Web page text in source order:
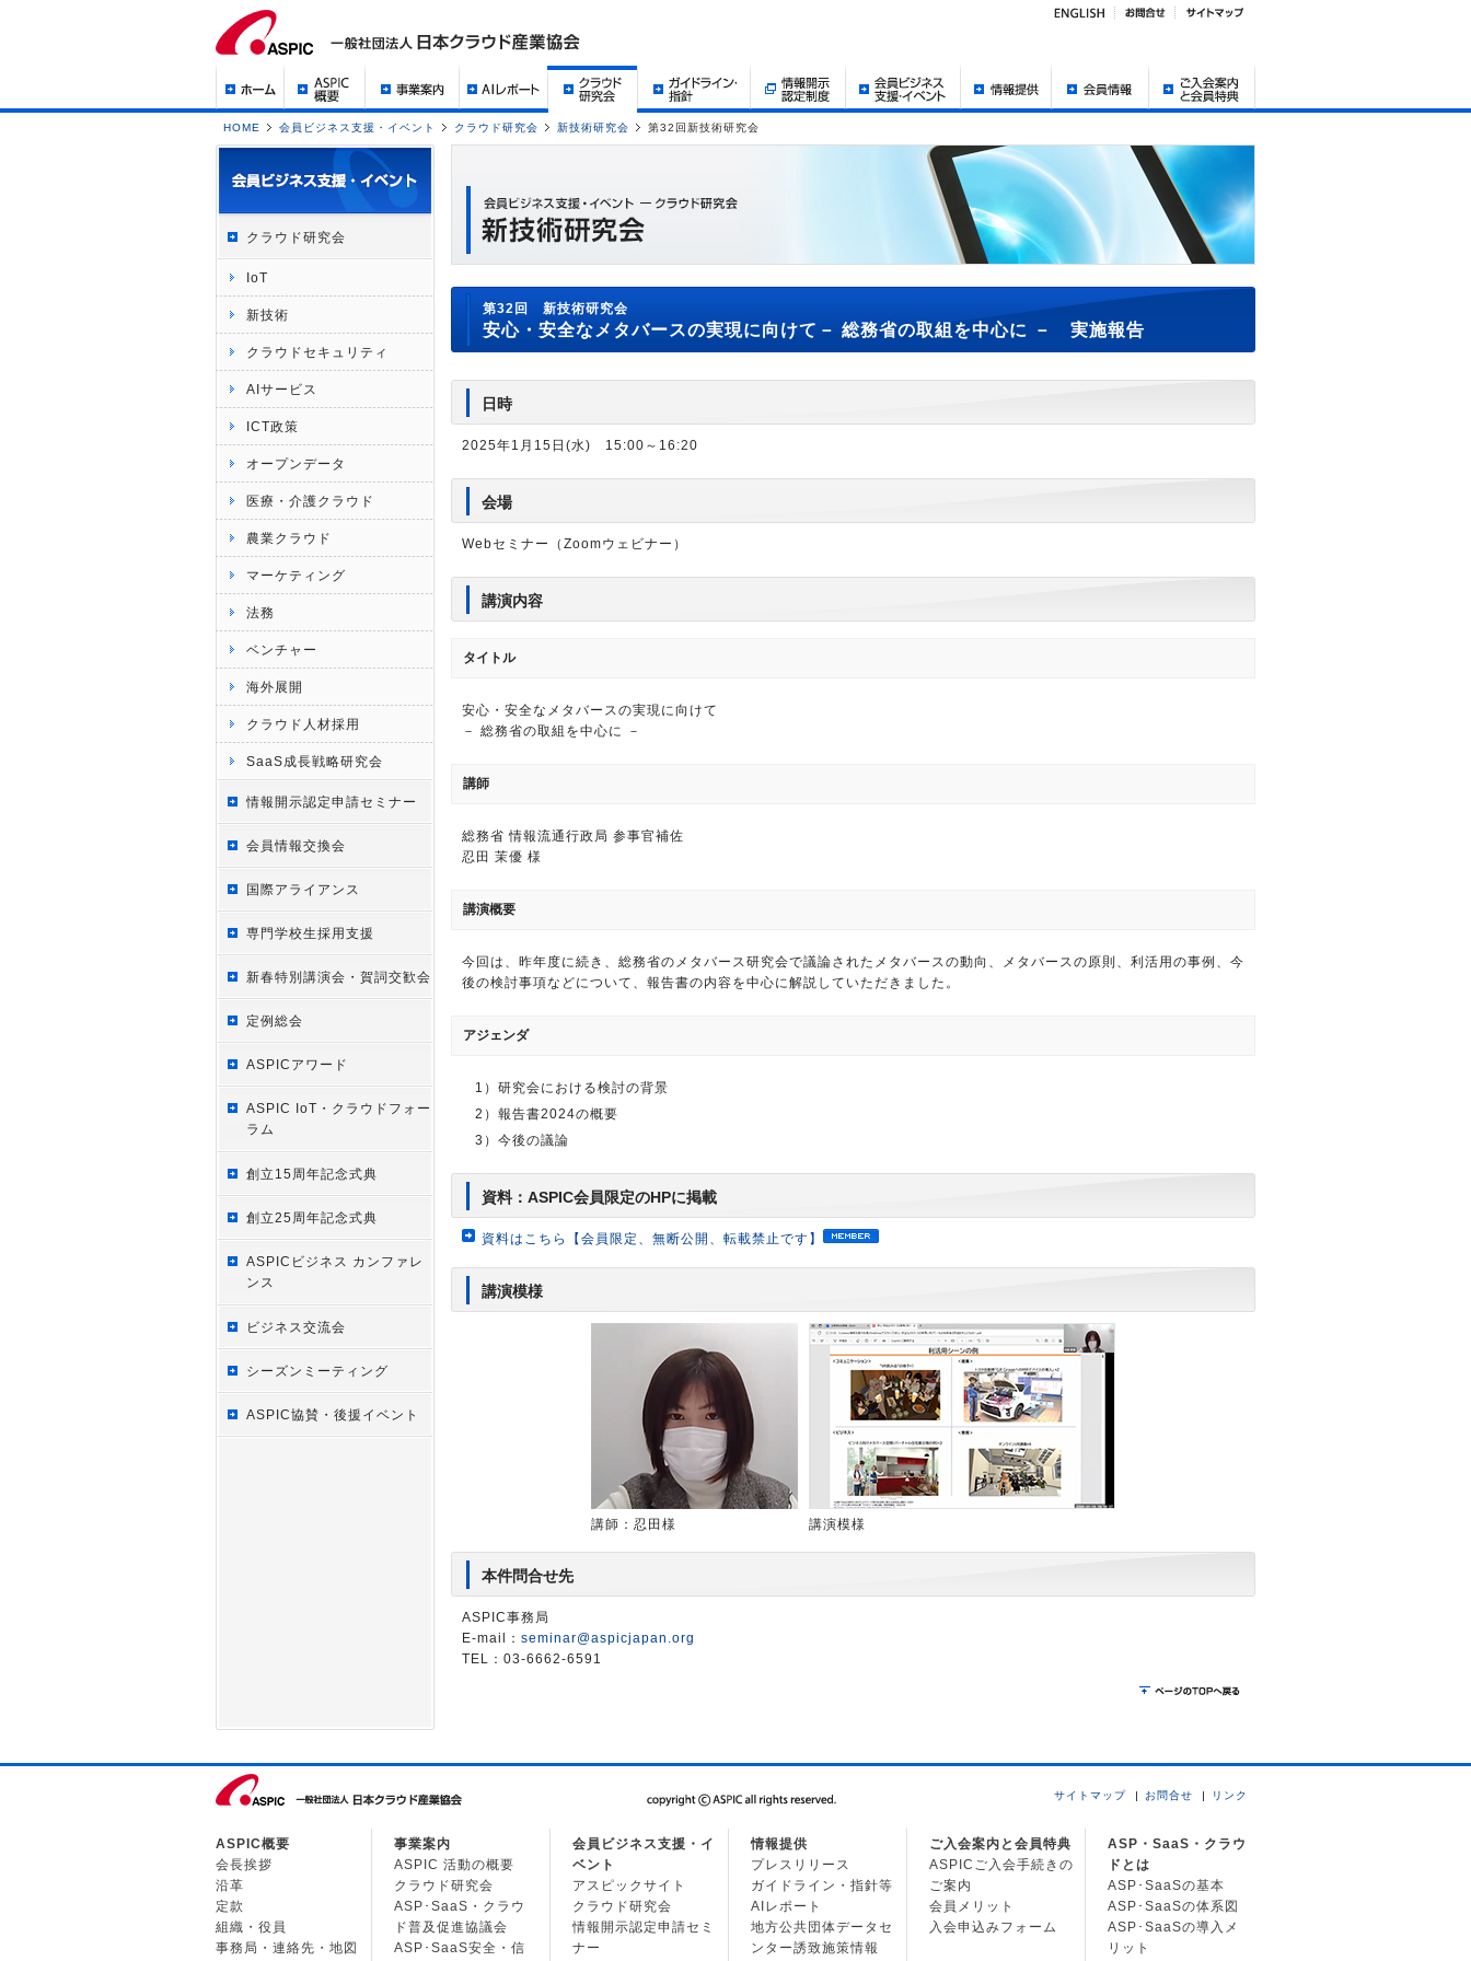
HOME 会員ビジネス支援・イベント クラウド研究会 新技術研究会 第32回新技術研究会
クラウド研究会
IoT
新技術
クラウドセキュリティ
AIサービス
ICT政策
オープンデータ
医療・介護クラウド
農業クラウド
マーケティング
法務
ベンチャー
海外展開
クラウド人材採用
SaaS成長戦略研究会
情報開示認定申請セミナー
会員情報交換会
国際アライアンス
専門学校生採用支援
新春特別講演会・賀詞交歓会
定例総会
ASPICアワード
ASPIC IoT・クラウドフォー
ラム
創立15周年記念式典
創立25周年記念式典
ASPICビジネス カンファレ
ンス
ビジネス交流会
シーズンミーティング
ASPIC協賛・後援イベント
第32回 新技術研究会
安心・安全なメタバースの実現に向けて－ 総務省の取組を中心に － 実施報告
日時
2025年1月15日(水) 15:00～16:20
会場
Webセミナー（Zoomウェビナー）
講演内容
タイトル
安心・安全なメタバースの実現に向けて
－ 総務省の取組を中心に －
講師
総務省 情報流通行政局 参事官補佐
忍田 茉優 様
講演概要
今回は、昨年度に続き、総務省のメタバース研究会で議論されたメタバースの動向、メタバースの原則、利活用の事例、今
後の検討事項などについて、報告書の内容を中心に解説していただきました。
アジェンダ
1）研究会における検討の背景
2）報告書2024の概要
3）今後の議論
資料：ASPIC会員限定のHPに掲載
資料はこちら【会員限定、無断公開、転載禁止です】
講演模様
講師：忍田様 講演模様
本件問合せ先
ASPIC事務局
E-mail： seminar@aspicjapan.org
TEL：03-6662-6591
サイトマップ お問合せ リンク
ASPIC概要
会長挨拶
沿革
定款
組織・役員
事務局・連絡先・地図
事業案内
ASPIC 活動の概要
クラウド研究会
ASP･SaaS・クラウ
ド普及促進協議会
ASP･SaaS安全・信
会員ビジネス支援・イ
ベント
アスピックサイト
クラウド研究会
情報開示認定申請セミ
ナー
情報提供
プレスリリース
ガイドライン・指針等
AIレポート
地方公共団体データセ
ンター誘致施策情報
ご入会案内と会員特典
ASPICご入会手続きの
ご案内
会員メリット
入会申込みフォーム
ASP・SaaS・クラウ
ドとは
ASP･SaaSの基本
ASP･SaaSの体系図
ASP･SaaSの導入メ
リット